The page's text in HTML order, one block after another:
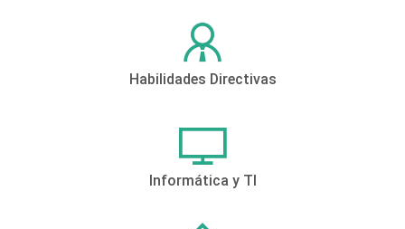
Habilidades Directivas
Informática y TI